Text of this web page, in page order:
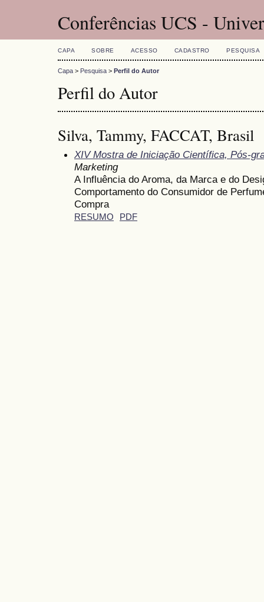
Conferências UCS -
CAPA SOBRE ACESSO CADASTRO PESQUISA
Capa > Pesquisa > Perfil do Autor
Perfil do Autor
Silva, Tammy, FACCAT, Brasil
XIV Mostra de Iniciação Científica, Pós-
Marketing
A Influência do Aroma, da Marca e do
Comportamento do Consumidor de
Compra
RESUMO PDF